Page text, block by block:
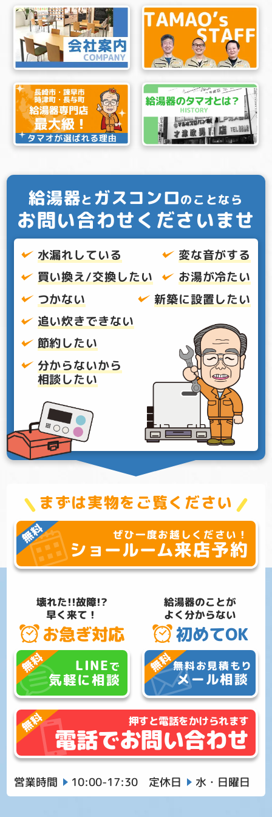
給湯器と ガスコンロのことなら
お問い合わせくださいませ
水漏れしている
変な音がする
買い換え/交換したい
お湯が冷たい
つかない
新築に設置したい
追い炊きできない
節約したい
分からないから
相談したい
まずは実物をご覧ください
壊れた!!故障!?
早く来て！
お急ぎ対応
LINEで
気軽に相談
給湯器のことが
よく分からない
初めてOK
無料お見積もり
メール相談
ぜひ一度お越しください！
ショールーム来店予約
押すと電話をかけられます
電話でお問い合わせ
営業時間 10:00-17:30 定休日 水・日曜日